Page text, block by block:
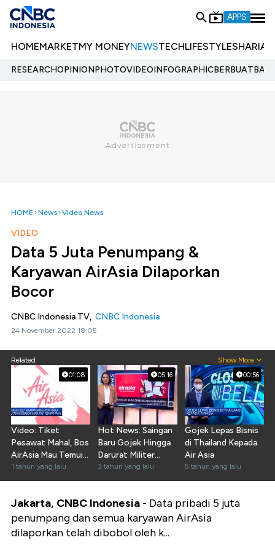
APPS
HOMEMARKETMY MONEYNEWSTECHLIFESTYLESHARIA
RESEARCHOPINIONPHOTOVIDEOINFOGRAPHIC
HOME News Video News
VIDEO
Data 5 Juta Penumpang &
Karyawan AirAsia Dilaporkan
Bocor
CNBC Indonesia TV, CNBC Indonesia
24 November 2022 18:05
Related Show More
01:08
Video: Tiket
Pesawat Mahal, Bos
AirAsia Mau Temui
Luhut
1 tahun yang lalu
05:16
Hot News: Saingan
Baru Gojek Hingga
Darurat Militer
Rusia
3 tahun yang lalu
00:56
Gojek Lepas Bisnis
di Thailand Kepada
Air Asia
5 tahun yang lalu
Jakarta, CNBC Indonesia - Data pribadi 5 juta
penumpang dan semua karyawan AirAsia
dilaporkan telah dibobol oleh k...